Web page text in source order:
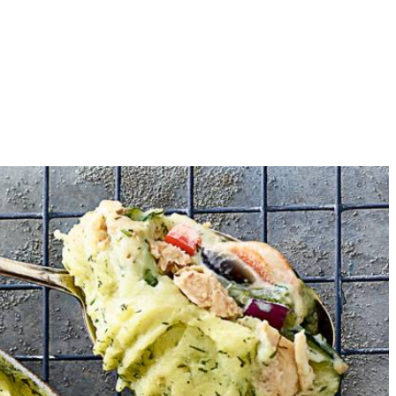
4
Voeg de kookroom toe en verwarm al roerend 3 min. Breng op
de puree over de zalm en maak er een leuk patroon in met
voor serveren in ca. 25 min. in de oven op 190 °C.